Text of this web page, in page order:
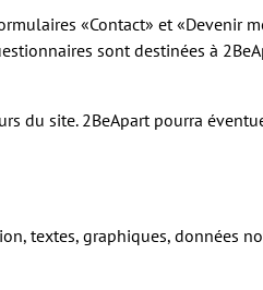
«Contact» et «Devenir
sont destinées à
du site. 2BeApart pourra
textes, graphiques, données